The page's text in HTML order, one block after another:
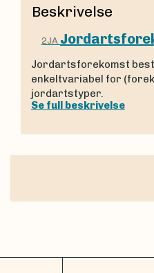
Beskrivelse
2JA
Jordartsforekomst
enkeltvariabel for
jordartstyper.
Se full beskrivelse